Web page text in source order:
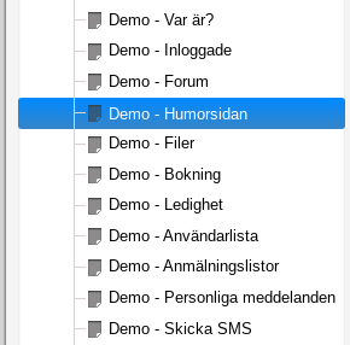
Demo - Var är?
Demo - Inloggade
Demo - Forum
Demo - Humorsidan
Demo - Filer
Demo - Bokning
Demo - Ledighet
Demo - Användarlista
Demo - Anmälningslistor
Demo - Personliga meddelanden
Demo - Skicka SMS